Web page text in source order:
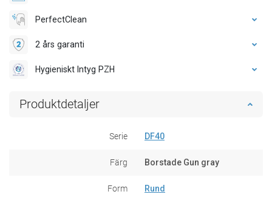
PerfectClean
2 års garanti
Hygieniskt Intyg PZH
Produktdetaljer
Serie DF40
Färg Borstade Gun gray
Form Rund